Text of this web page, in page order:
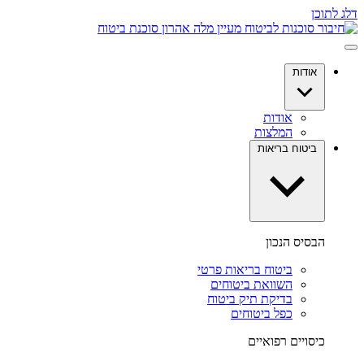
דלג לתוכן
אודות
אודות
המלצות
ביטוח בריאות
הבסיס הנכון
ביטוח בריאות פרטי
השוואת ביטוחים
בדיקת תיק ביטוח
כפל ביטוחים
כיסויים רפואיים